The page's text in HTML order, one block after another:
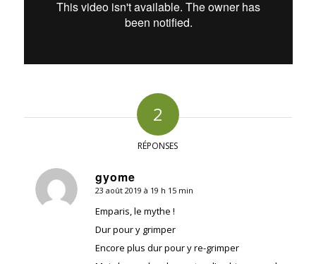
2
RÉPONSES
gyome
dit
:
23 août 2019 à 19 h 15 min
Emparis, le mythe !
Dur pour y grimper
Encore plus dur pour y re-grimper